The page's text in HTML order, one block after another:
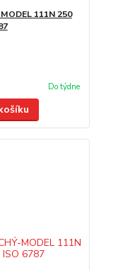
111N 250
Do týdne